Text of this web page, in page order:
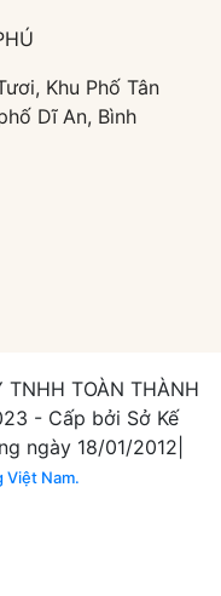
Khu Phố Tân
Dĩ An, Bình
TOÀN THÀNH
- Cấp bởi Sở Kế
ngày 18/01/2012|
Việt Nam.